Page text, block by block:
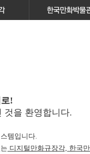
!
것을 환영합니다.
템입니다.
디지털만화규장각, 한국